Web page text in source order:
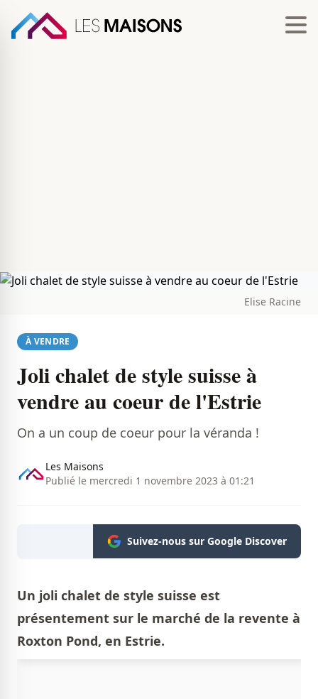
Elise Racine
À VENDRE
Joli chalet de style suisse à
vendre au coeur de l'Estrie
On a un coup de coeur pour la véranda !
Les Maisons
Publié le mercredi 1 novembre 2023 à 01:21
Suivez-nous sur Google Discover
Un joli chalet de style suisse est
présentement sur le marché de la revente à
Roxton Pond, en Estrie.